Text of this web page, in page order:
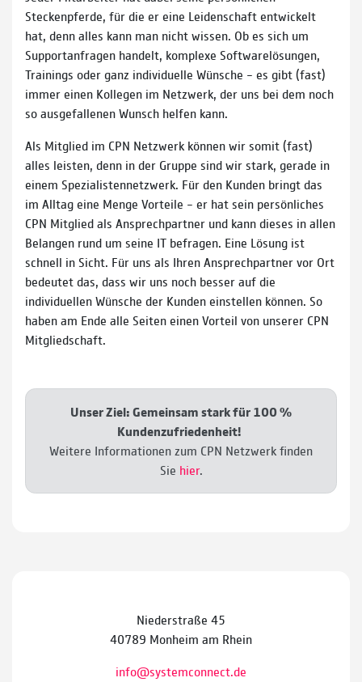
Steckenpferde, für die er eine Leidenschaft entwickelt
hat, denn alles kann man nicht wissen. Ob es sich um
Supportanfragen handelt, komplexe Softwarelösungen,
Trainings oder ganz individuelle Wünsche – es gibt (fast)
immer einen Kollegen im Netzwerk, der uns bei dem noch
so ausgefallenen Wunsch helfen kann.
Als Mitglied im CPN Netzwerk können wir somit (fast)
alles leisten, denn in der Gruppe sind wir stark, gerade in
einem Spezialistennetzwerk. Für den Kunden bringt das
im Alltag eine Menge Vorteile – er hat sein persönliches
CPN Mitglied als Ansprechpartner und kann dieses in allen
Belangen rund um seine IT befragen. Eine Lösung ist
schnell in Sicht. Für uns als Ihren Ansprechpartner vor Ort
bedeutet das, dass wir uns noch besser auf die
individuellen Wünsche der Kunden einstellen können. So
haben am Ende alle Seiten einen Vorteil von unserer CPN
Mitgliedschaft.
Unser Ziel: Gemeinsam stark für 100 %
Kundenzufriedenheit!
Weitere Informationen zum CPN Netzwerk finden
Sie hier.
Niederstraße 45
40789 Monheim am Rhein
info@systemconnect.de